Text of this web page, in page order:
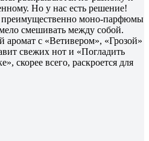
Но у нас есть решение!
преимущественно моно-парфюмы
смешивать между собой.
с «Ветивером», «Грозой»
свежих нот и «Погладить
скорее всего, раскроется для